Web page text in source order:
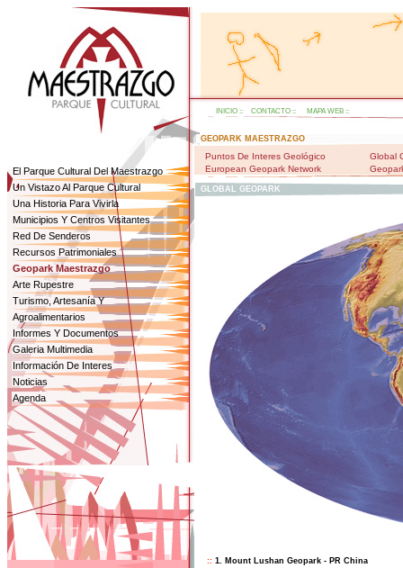
El Parque Cultural Del Maestrazgo
Un Vistazo Al Parque Cultural
Una Historia Para Vivirla
Municipios Y Centros Visitantes
Red De Senderos
Recursos Patrimoniales
Geopark Maestrazgo
Arte Rupestre
Turismo, Artesanía Y
Agroalimentarios
Informes Y Documentos
Galeria Multimedia
Información De Interes
Noticias
Agenda
INICIO :: CONTACTO :: MAPA WEB ::
GEOPARK MAESTRAZGO
Puntos De Interes Geológico
Global
European Geopark Network
GLOBAL GEOPARK
:: 1. Mount Lushan Geopark - PR China